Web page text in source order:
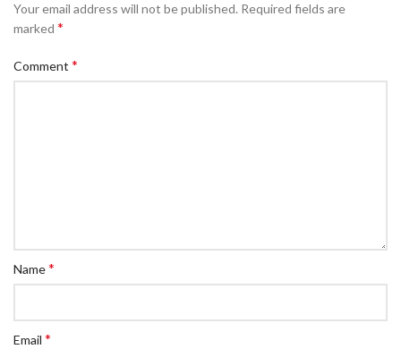
Your email address will not be published. Required fields are
marked *
Comment *
Name*
Email *